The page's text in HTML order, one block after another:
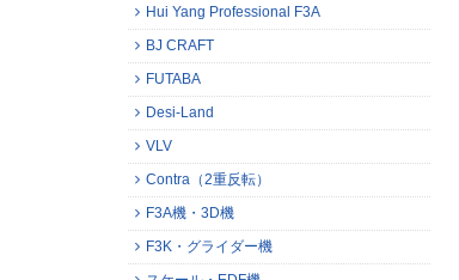
Hui Yang Professional F3A
BJ CRAFT
FUTABA
Desi-Land
VLV
Contra（2重反転）
F3A機・3D機
F3K・グライダー機